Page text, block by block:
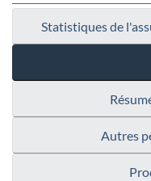
Statistiques de
Autres